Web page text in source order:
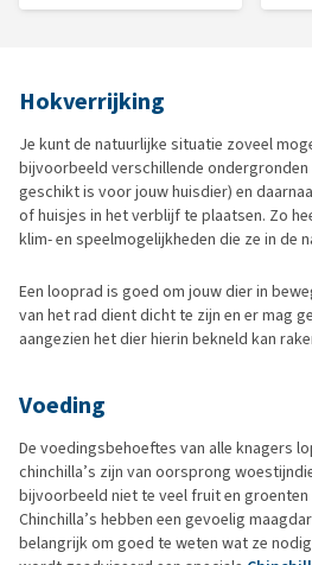
Hokverrijking
Je kunt de natuurlijke situatie zoveel
bijvoorbeeld verschillende
geschikt is voor jouw huisdier) en
of huisjes in het verblijf te plaatsen. Zo
klim- en speelmogelijkheden die ze in de
Een looprad is goed om jouw dier in
van het rad dient dicht te zijn en er mag
aangezien het dier hierin bekneld kan
Voeding
De voedingsbehoeftes van alle knagers
chinchilla’s zijn van oorsprong
bijvoorbeeld niet te veel fruit en
Chinchilla’s hebben een gevoelig
belangrijk om goed te weten wat ze